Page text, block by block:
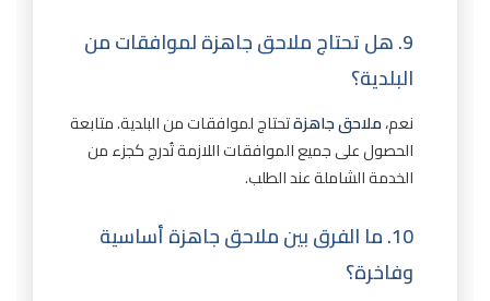
9. هل تحتاج ملاحق جاهزة لموافقات من
البلدية؟
نعم،ملاحق جاهزةتحتاج لموافقات من البلدية. متابعة
الحصول على جميع الموافقات اللازمة تُدرج كجزء من
الخدمة الشاملة عند الطلب.
10. ما الفرق بين ملاحق جاهزة أساسية
وفاخرة؟